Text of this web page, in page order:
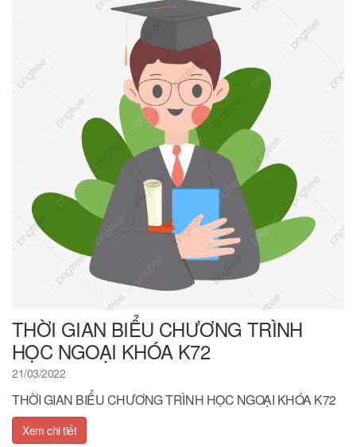
THỜI GIAN BIỂU CHƯƠNG TRÌNH
HỌC NGOẠI KHÓA K72
21/03/2022
THỜI GIAN BIỂU CHƯƠNG TRÌNH HỌC NGOẠI KHÓA K72
Xem chi tiết